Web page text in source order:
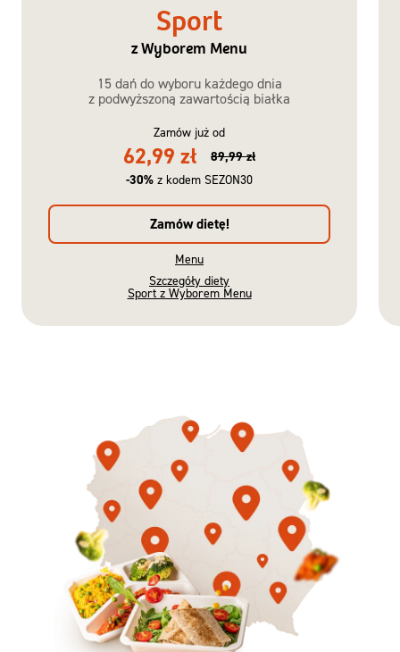
Sport
z Wyborem Menu
15 dań do wyboru każdego dnia
z podwyższoną zawartością białka
Zamów już od
62,99 zł
89,99 zł
-30% z kodem SEZON30
Zamów dietę!
Menu
Szczegóły diety
Sport z Wyborem Menu